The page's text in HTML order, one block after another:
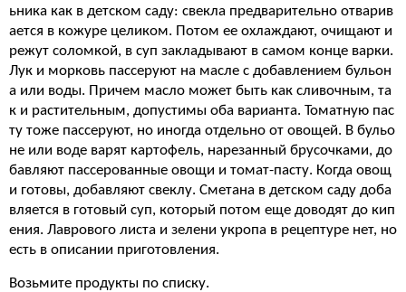
ьника как в детском саду: свекла предварительно отварив
ается в кожуре целиком. Потом ее охлаждают, очищают и
режут соломкой, в суп закладывают в самом конце варки.
Лук и морковь пассеруют на масле с добавлением бульон
а или воды. Причем масло может быть как сливочным, та
к и растительным, допустимы оба варианта. Томатную пас
ту тоже пассеруют, но иногда отдельно от овощей. В бульо
не или воде варят картофель, нарезанный брусочками, до
бавляют пассерованные овощи и томат-пасту. Когда овощ
и готовы, добавляют свеклу. Сметана в детском саду доба
вляется в готовый суп, который потом еще доводят до кип
ения. Лаврового листа и зелени укропа в рецептуре нет, но
есть в описании приготовления.
Возьмите продукты по списку.